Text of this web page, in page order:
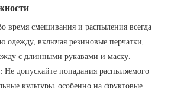
время смешивания и распыления всегда
одежду, включая резиновые перчатки,
с длинными рукавами и маску.
: Не допускайте попадания распыляемого
культуры, особенно на фруктовые